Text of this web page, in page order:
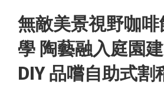
無敵美景視野咖
學 陶藝融入庭園
DIY 品嚐自助式割